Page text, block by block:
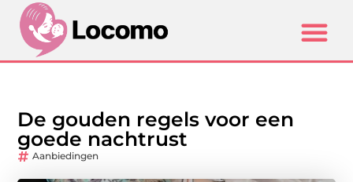
De gouden regels voor een
goede nachtrust
Aanbiedingen